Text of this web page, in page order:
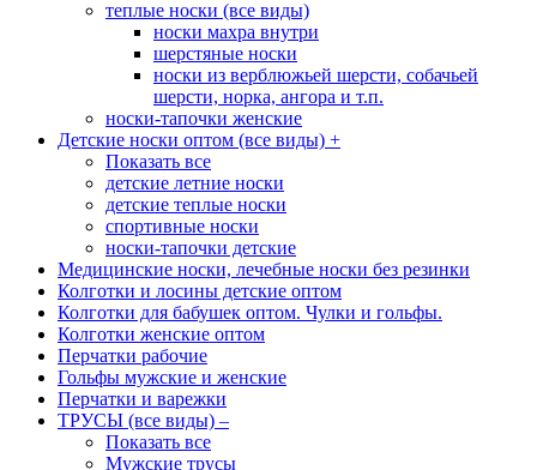
теплые носки (все виды)
носки махра внутри
шерстяные носки
носки из верблюжьей шерсти, собачьей
шерсти, норка, ангора и т.п.
носки-тапочки женские
Детские носки оптом (все виды) +
Показать все
детские летние носки
детские теплые носки
спортивные носки
носки-тапочки детские
Медицинские носки, лечебные носки без резинки
Колготки и лосины детские оптом
Колготки для бабушек оптом. Чулки и гольфы.
Колготки женские оптом
Перчатки рабочие
Гольфы мужские и женские
Перчатки и варежки
ТРУСЫ (все виды) –
Показать все
Мужские трусы